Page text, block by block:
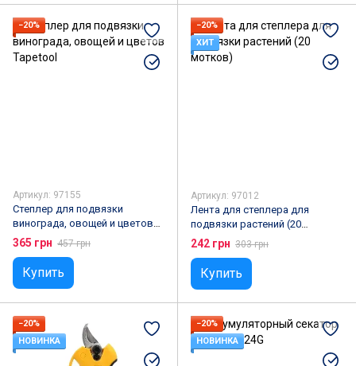
−20%
Артикул: 97155
Степлер для подвязки
винограда, овощей и цветов
Tapetool
365 грн 457 грн
Купить
−20%
ХИТ
Артикул: 97012
Лента для степлера для
подвязки растений (20
мотков)
242 грн 303 грн
Купить
−20%
НОВИНКА
−20%
НОВИНКА